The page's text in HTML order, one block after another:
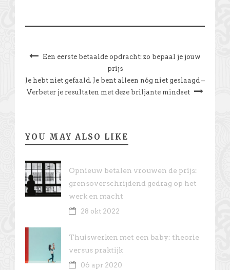
Een eerste betaalde opdracht: zo bepaal je jouw
prijs
Je hebt niet gefaald. Je bent alleen nóg niet geslaagd –
Verbeter je resultaten met deze briljante mindset
YOU MAY ALSO LIKE
Opnieuw betalen vrouwen de prijs:
grensoverschrijdend gedrag op het
werk en macht
28 okt 2022
Thuiswerken met een baby: theorie
versus praktijk
06 apr 2020